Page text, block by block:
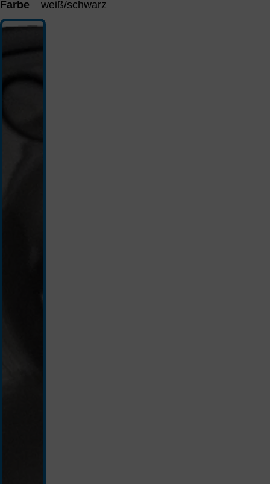
Farbe
weiß/schwarz